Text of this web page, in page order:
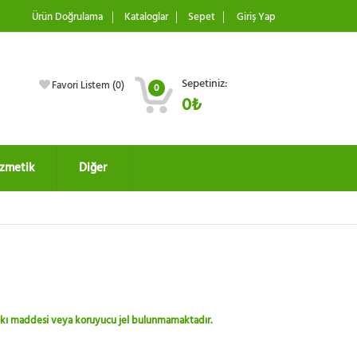
Ürün Doğrulama Kataloglar Sepet Giriş Yap
Favori Listem (0) 0 Sepetiniz:
0₺
Diğer
maddesi veya koruyucu jel bulunmamaktadır.